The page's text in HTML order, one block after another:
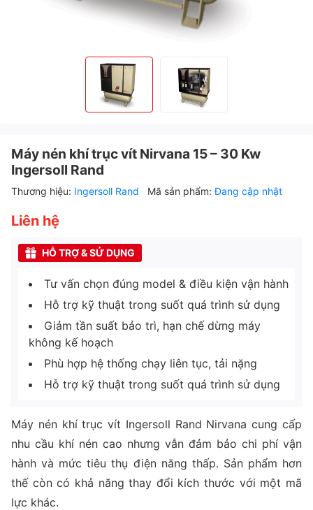
Máy nén khí trục vít Nirvana 15 – 30 Kw
Ingersoll Rand
Thương hiệu: Ingersoll Rand Mã sản phẩm:Đang cập nhật
Liên hệ
HỖ TRỢ & SỬ DỤNG
Tư vấn chọn đúng model & điều kiện vận hành
Hỗ trợ kỹ thuật trong suốt quá trình sử dụng
Giảm tần suất bảo trì, hạn chế dừng máy
không kế hoạch
Phù hợp hệ thống chạy liên tục, tải nặng
Hỗ trợ kỹ thuật trong suốt quá trình sử dụng
Máy nén khí trục vít Ingersoll Rand Nirvana cung cấp
nhu cầu khí nén cao nhưng vẫn đảm bảo chi phí vận
hành và mức tiêu thụ điện năng thấp. Sản phẩm hơn
thế còn có khả năng thay đổi kích thước với một mã
lực khác.